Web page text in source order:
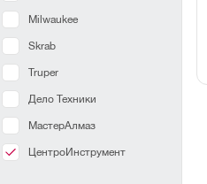
Milwaukee
Skrab
Truper
Дело Техники
МастерАлмаз
ЦентроИнструмент